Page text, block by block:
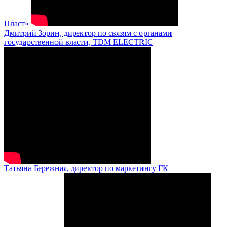
Пласт»
Дмитрий Зорин, директор по связям с органами
государственной власти, TDM ELECTRIC
Татьяна Бережная, директор по маркетингу ГК